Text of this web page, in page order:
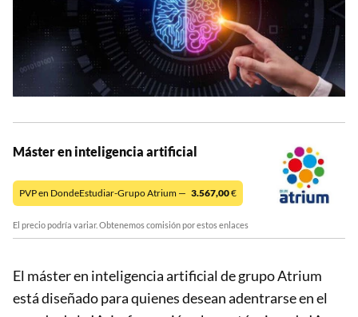
Máster en inteligencia artificial
PVP en DondeEstudiar-Grupo Atrium — 3.567,00€
El precio podría variar. Obtenemos comisión por estos enlaces
El máster en inteligencia artificial de grupo Atrium
está diseñado para quienes desean adentrarse en el